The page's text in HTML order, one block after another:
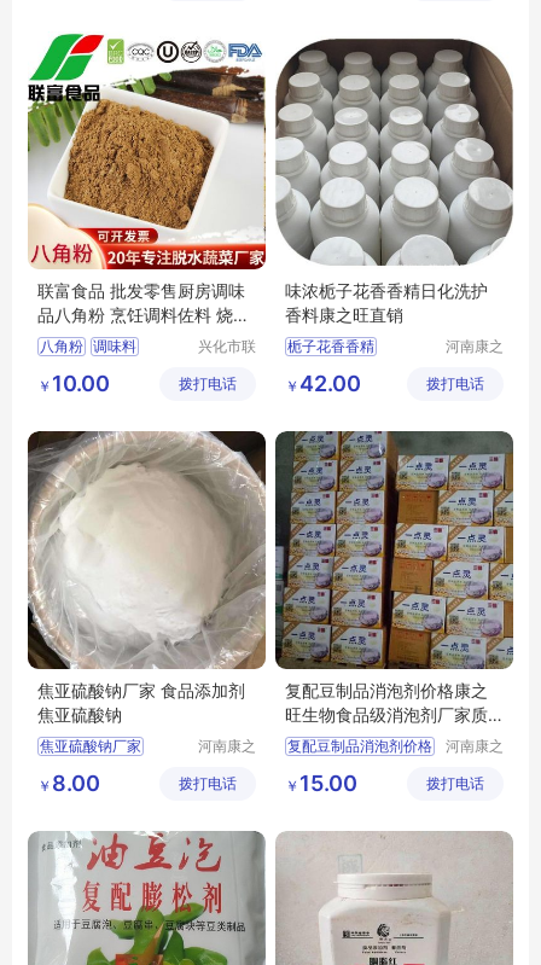
联富食品 批发零售厨房调味
品八角粉 烹饪调料佐料 烧烤
食品调味料
八角粉 调味料
厨房调味品
兴化市联
限公司
￥ 10.00 拨打电话
味浓栀子花香香精日化洗护
香料康之旺直销
栀子花香香精
河南康之
技有限公
￥ 42.00 拨打电话
焦亚硫酸钠厂家 食品添加剂
焦亚硫酸钠
焦亚硫酸钠厂家
河南康之
技有限公
￥ 8.00 拨打电话
复配豆制品消泡剂价格康之
旺生物食品级消泡剂厂家质
量保证
复配豆制品消泡剂价格
河南康之
技有限公
￥ 15.00 拨打电话